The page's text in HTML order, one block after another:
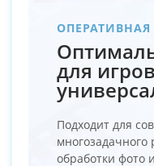
для
Подходит для
обработки фото